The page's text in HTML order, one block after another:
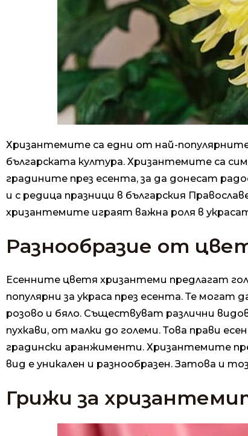
Хризантемите са едни от най-
българската култура. Хризантемите са
градините през есента, за да донесат
и с редица празници в българския
хризантемите играят важна роля в
Разнообразие от
Есенните цветя хризантеми предлагат
популярни за украса през есента. Те
розово и бяло. Съществуват различни
пухкави, от малки до големи. Това прави
градински аранжименти. Хризантемите
вид е уникален и разнообразен. Затова и
Грижи за